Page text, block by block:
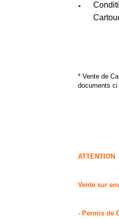
* Vente de
documents ci
ATTENTION
Vente sur
- Permis de